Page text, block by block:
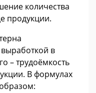
количества
продукции.
выработкой в
– трудоёмкость
В формулах